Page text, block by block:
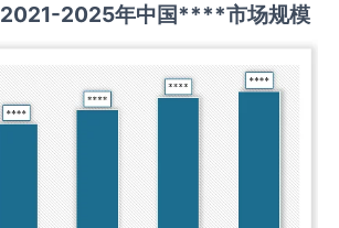
2021-2025年中国****市场规模